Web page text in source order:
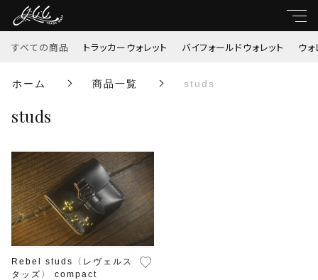
すべての商品 トラッカーウォレット バイフォールドウォレット ウ
ホーム 商品一覧 studs
studs
Rebel studs〈レヴェルス
タッズ〉 compact
バイフォールドウォレット
ウォレットチェーン
がま口
価格帯
並び順